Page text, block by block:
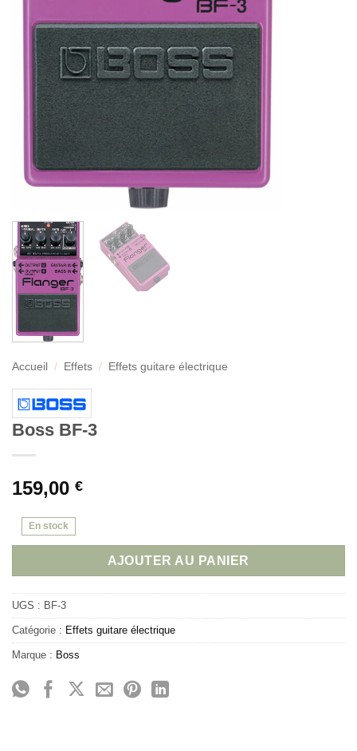
Accueil / Effets / Effets guitare électrique
Boss BF-3
159,00 €
En stock
AJOUTER AU PANIER
UGS : BF-3
Catégorie : Effets guitare électrique
Marque : Boss